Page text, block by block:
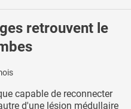
retrouvent le
capable de reconnecter
d'une lésion médullaire